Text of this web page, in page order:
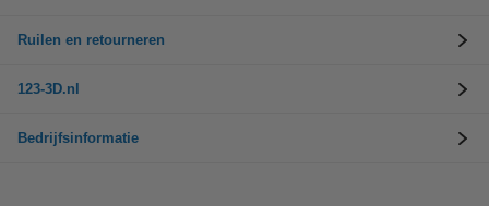
Ruilen en retourneren
123-3D.nl
Bedrijfsinformatie